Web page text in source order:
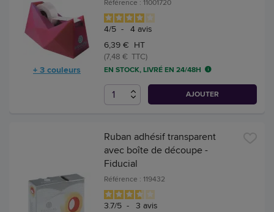
+ 3 couleurs
4/5 - 4 avis
6,39 € HT
(7,48 € TTC)
EN STOCK, LIVRÉ EN 24/48H
AJOUTER
Ruban adhésif transparent
avec boîte de découpe -
Fiducial
Référence : 119432
3.7/5 - 3 avis